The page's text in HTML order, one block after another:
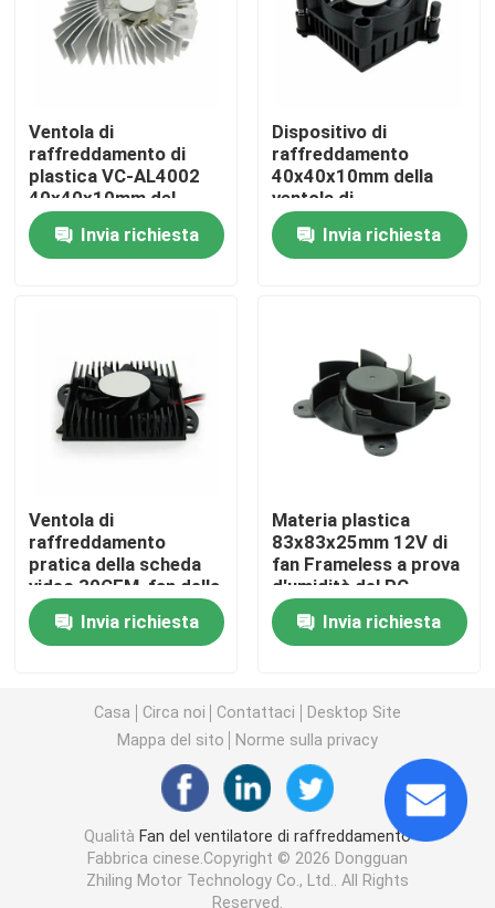
Controllo di qualità
Contattaci
Richiedere un preventivo
Fan del ventilatore di raffreddamento
Ventola di raffreddamento del sostegno
Fan di flusso trasversale di CC
Ventola di raffreddamento a risparmio energetico
Ventola di raffreddamento dell'armadio del computer
3D stampante Cooling Fan
Ventola di
raffreddamento di
plastica VC-AL4002
40x40x10mm del
server della carta
graficaInvia richiesta
Dispositivo di
raffreddamento
40x40x10mm della
ventola di
raffreddamento del
server della carta
3000RPM di VGA
Invia richiesta
Ventola di
raffreddamento
pratica della scheda
video 30CFM, fan della
sostituzione della
carta grafica 0.84W
Invia richiesta
Materia plastica
83x83x25mm 12V di
fan Frameless a prova
d'umidità del PC
Invia richiesta
Casa Circa noi Contattaci
Desktop Site
Mappa del sito
Norme sulla privacy
Qualità Fan del ventilatore di raffreddamento
Fabbrica cinese.Copyright © 2026 Dongguan
Zhiling Motor Technology Co., Ltd.. All Rights
Reserved.